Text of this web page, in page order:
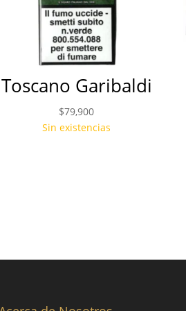
Toscano Garibaldi
$79,900
Sin existencias